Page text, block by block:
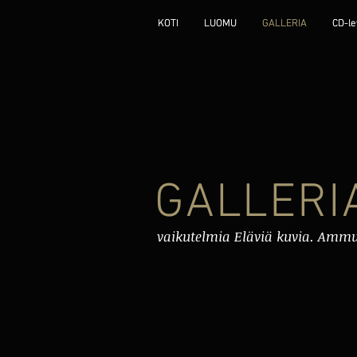
KOTI LUOMU GALLERIA CD-
KOTI LUOMU GALLERIA CD-
vaikutelmia Eläviä kuvia.